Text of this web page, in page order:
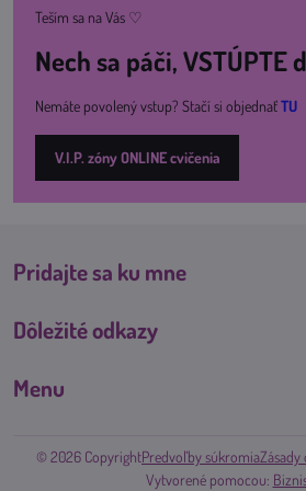
Teším sa na Vás ♡
Nech sa páči, VSTÚPTE
Nemáte povolený vstup? Stačí si objednaťTU
V.I.P. zóny ONLINE cvičenia
Pridajte sa ku mne
Dôležité odkazy
Menu
©2026 CopyrightPredvoľby súkromia
Vytvorené pomocou: